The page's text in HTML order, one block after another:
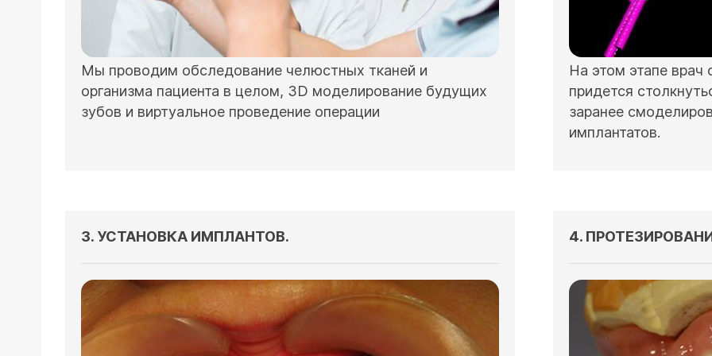
Мы проводим обследование челюстных тканей и
организма пациента в целом, 3D моделирование будущих
зубов и виртуальное проведение операции
На этом этапе врач
придется
заранее
имплантатов.
3. УСТАНОВКА ИМПЛАНТОВ. 4.